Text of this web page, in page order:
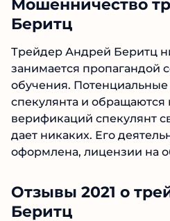
Мошенничество
Андрея Беритц
Трейдер Андрей Беритц
занимается пропагандой
методик обучения.
сами ищут спекулянта и
Гарантий и верификаций
ученикам не дает
обучение нет.